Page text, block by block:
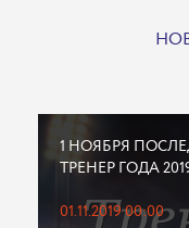
1 НОЯБРЯ
ТРЕНЕР ГОДА
01.11.2019 00:00